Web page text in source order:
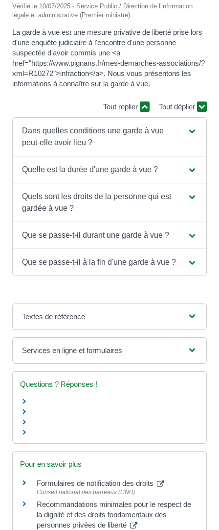
Vérifié le 10/07/2025 - Service Public / Direction de l'information
légale et administrative (Premier ministre)
La garde à vue est une mesure privative de liberté prise lors
d'une enquête judiciaire à l'encontre d'une personne
suspectée d'avoir commis une <a
href="https://www.pignans.fr/mes-demarches-associations/?
xml=R10272">infraction</a>. Nous vous présentons les
informations à connaître sur la garde à vue.
Tout replier Tout déplier
Dans quelles conditions une garde à vue
peut-elle avoir lieu ?
Quelle est la durée d'une garde à vue ?
Quels sont les droits de la personne qui est
gardée à vue ?
Que se passe-t-il durant une garde à vue ?
Que se passe-t-il à la fin d'une garde à vue ?
Textes de référence
Services en ligne et formulaires
Questions ? Réponses !
Pour en savoir plus
Formulaires de notification des droits
Conseil national des barreaux (CNB)
Recommandations minimales pour le respect de
la dignité et des droits fondamentaux des
personnes privées de liberté